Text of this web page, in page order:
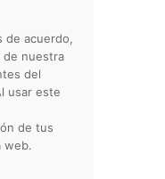
de acuerdo,
de nuestra
del
usar este
de tus
web.